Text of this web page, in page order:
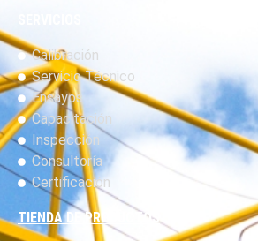
Calibración
Servicio Técnico
Ensayos
Capacitación
Inspección
Consultoría
Certificación
TIENDA DE PRODUCTOS